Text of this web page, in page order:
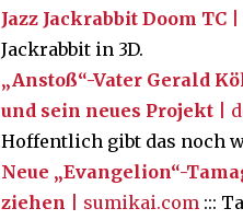
Jazz Jackrabbit Doom TC
Jackrabbit in 3D.
„Anstoß“-Vater Gerald
und sein neues Projekt |
Hoffentlich gibt das noch
Neue „Evangelion“-
ziehen | sumikai.com :::